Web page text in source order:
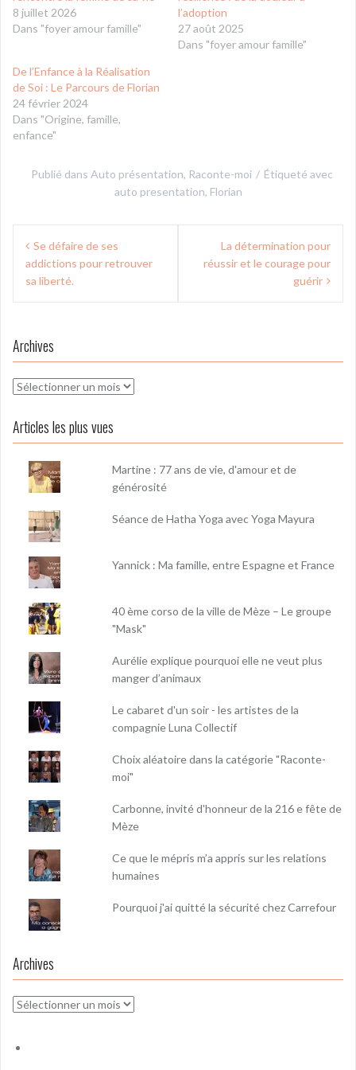
8 juillet 2026
Dans "foyer amour famille"
l’adoption
27 août 2025
Dans "foyer amour famille"
De l’Enfance à la Réalisation
de Soi : Le Parcours de Florian
24 février 2024
Dans "Origine, famille,
enfance"
Publié dans Auto présentation, Raconte-moi
Étiqueté avec
auto presentation, Florian
Navigation
de
l’article
Se défaire de ses
addictions pour retrouver
sa liberté.
La détermination pour
réussir et le courage pour
guérir
Archives
Archives
Articles les plus vues
Martine : 77 ans de vie, d'amour et de
générosité
Séance de Hatha Yoga avec Yoga Mayura
Yannick : Ma famille, entre Espagne et France
40 ème corso de la ville de Mèze – Le groupe
"Mask"
Aurélie explique pourquoi elle ne veut plus
manger d’animaux
Le cabaret d'un soir - les artistes de la
compagnie Luna Collectif
Choix aléatoire dans la catégorie "Raconte-
moi"
Carbonne, invité d'honneur de la 216 e fête de
Mèze
Ce que le mépris m’a appris sur les relations
humaines
Pourquoi j'ai quitté la sécurité chez Carrefour
Archives
Archives